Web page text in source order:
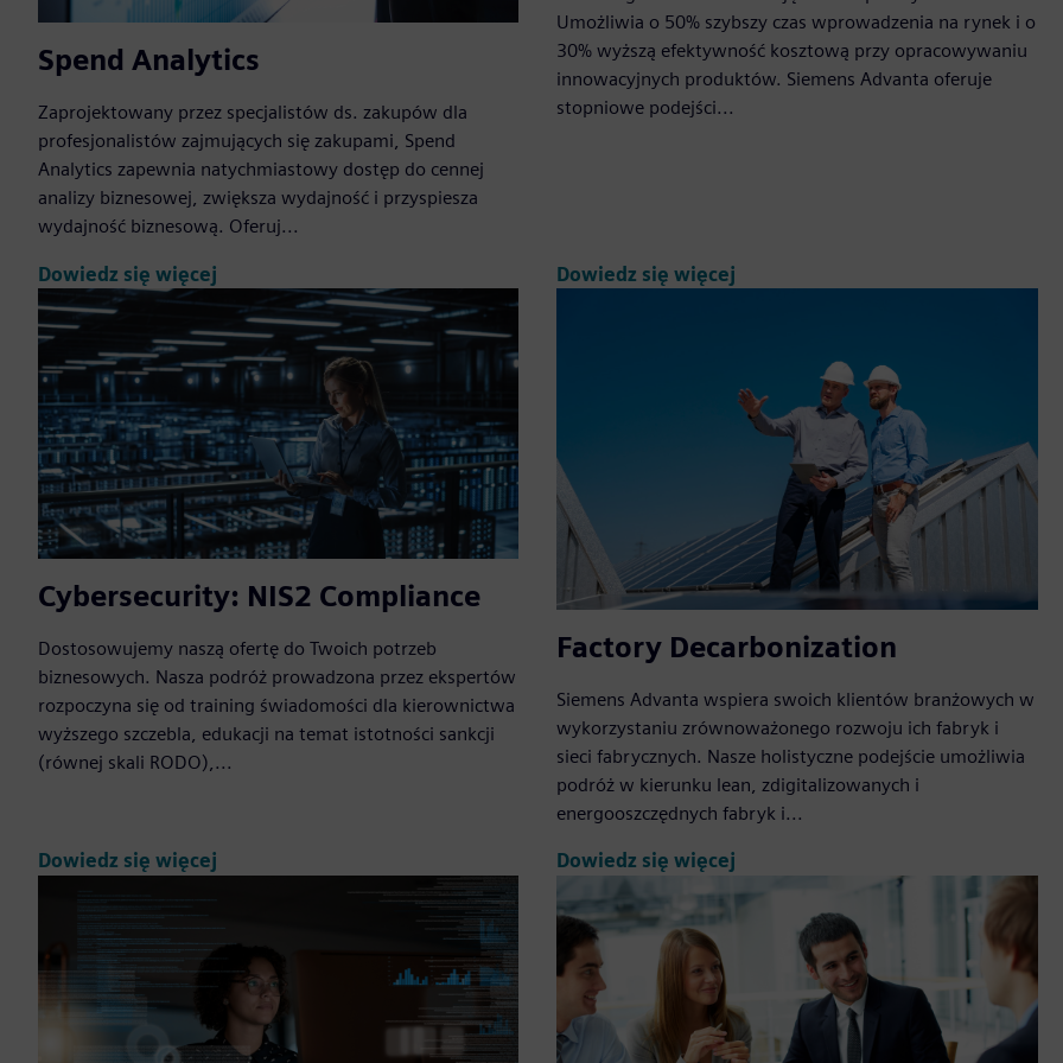
Spend Analytics
Zaprojektowany przez specjalistów ds. zakupów dla
profesjonalistów zajmujących się zakupami, Spend
Analytics zapewnia natychmiastowy dostęp do cennej
analizy biznesowej, zwiększa wydajność i przyspiesza
wydajność biznesową. Oferuj...
Dowiedz się więcej
Umożliwia o 50% szybszy czas wprowadzenia na rynek i o
30% wyższą efektywność kosztową przy opracowywaniu
innowacyjnych produktów. Siemens Advanta oferuje
stopniowe podejści...
Dowiedz się więcej
Cybersecurity: NIS2 Compliance
Dostosowujemy naszą ofertę do Twoich potrzeb
biznesowych. Nasza podróż prowadzona przez ekspertów
rozpoczyna się od training świadomości dla kierownictwa
wyższego szczebla, edukacji na temat istotności sankcji
(równej skali RODO),...
Dowiedz się więcej
Factory Decarbonization
Siemens Advanta wspiera swoich klientów branżowych w
wykorzystaniu zrównoważonego rozwoju ich fabryk i
sieci fabrycznych. Nasze holistyczne podejście umożliwia
podróż w kierunku lean, zdigitalizowanych i
energooszczędnych fabryk i...
Dowiedz się więcej